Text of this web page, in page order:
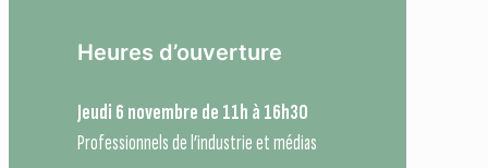
Heures d’ouverture
Jeudi 6 novembre de 11h à 16h30
Professionnels de l’industrie et médias